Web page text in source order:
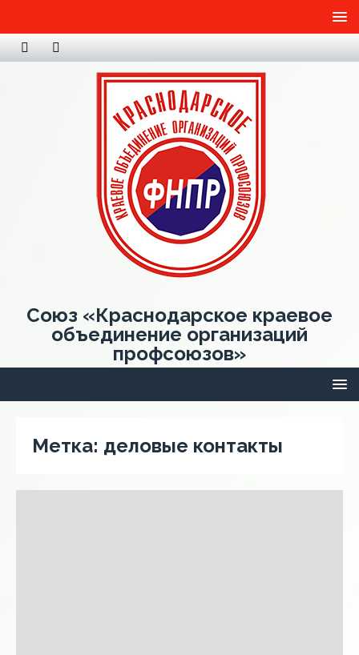
Союз «Краснодарское краевое
объединение организаций
профсоюзов»
Метка: деловые контакты